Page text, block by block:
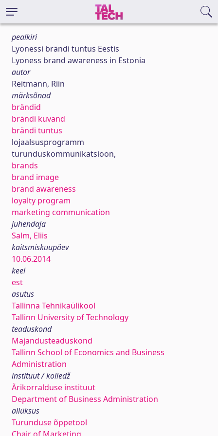
pealkiri
Lyonessi brändi tuntus Eestis
Lyoness brand awareness in Estonia
autor
Reitmann, Riin
märksõnad
brändid
brändi kuvand
brändi tuntus
lojaalsusprogramm
turunduskommunikatsioon,
brands
brand image
brand awareness
loyalty program
marketing communication
juhendaja
Salm, Eliis
kaitsmiskuupäev
10.06.2014
keel
est
asutus
Tallinna Tehnikaülikool
Tallinn University of Technology
teaduskond
Majandusteaduskond
Tallinn School of Economics and Business
Administration
instituut / kolledž
Ärikorralduse instituut
Department of Business Administration
allüksus
Turunduse õppetool